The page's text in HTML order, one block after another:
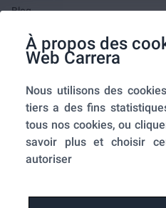
À propos des
Web Carrera
Nous utilisons des
tiers a des fins
tous nos cookies, ou
savoir plus et choisir
autoriser
Blog
Mes commandes
A propos de nous
A propos
Mentions légales
Conditions générales de ventes
Utilisation des cookies